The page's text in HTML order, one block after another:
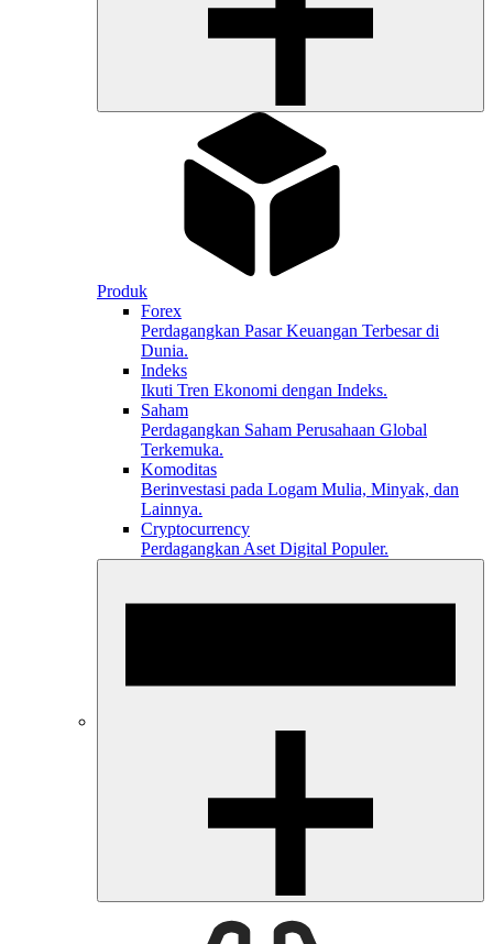
Produk
Forex
Perdagangkan Pasar Keuangan Terbesar di
Dunia.
Indeks
Ikuti Tren Ekonomi dengan Indeks.
Saham
Perdagangkan Saham Perusahaan Global
Terkemuka.
Komoditas
Berinvestasi pada Logam Mulia, Minyak, dan
Lainnya.
Cryptocurrency
Perdagangkan Aset Digital Populer.